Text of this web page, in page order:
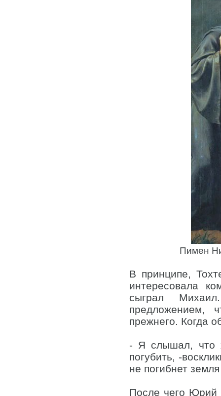
Пимен
В принципе,
интересовала
сыграл
предложением,
прежнего. Когда
- Я слышал, что
погубить, -
не погибнет
После чего Юрий